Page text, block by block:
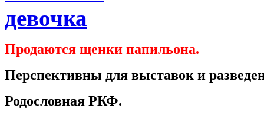
Продаются щенки папильона.
Перспективны для выставок и
Родословная РКФ.